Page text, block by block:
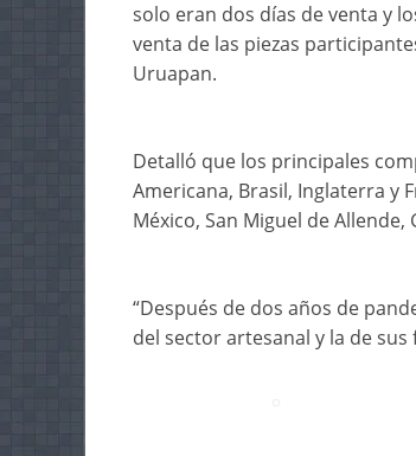
solo eran dos días de venta y
venta de las piezas
Uruapan.
Detalló que los principales
Americana, Brasil, Inglaterra y
México, San Miguel de
“Después de dos años de
del sector artesanal y la de